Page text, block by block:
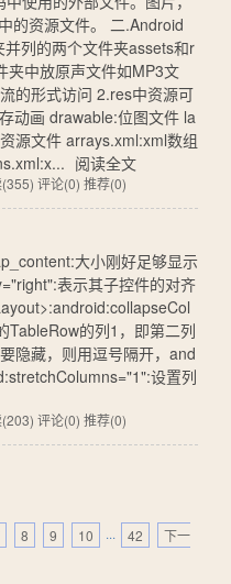
的资源文件。 二.Android
列的两个文件夹assets和r
夹中放原声文件如MP3文
的形式访问 2.res中资源可
动画 drawable:位图文件 la
源文件 arrays.xml:xml数组
阅读全文
评论(0) 推荐(0)
大小刚好足够显示
表示其子控件的对齐
TableRow的列1，即第二列
隐藏，则用逗号隔开，and
设置列
评论(0) 推荐(0)
8 9 10 ··· 42
下一